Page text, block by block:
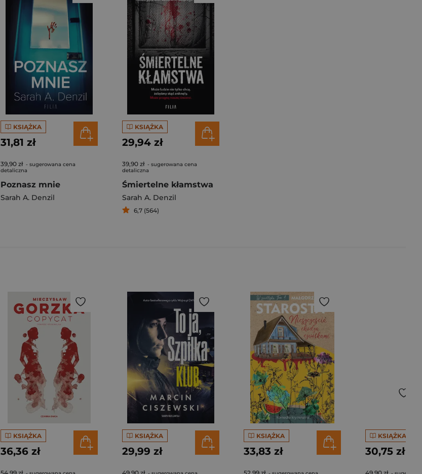
KSIĄŻKA
31,81 zł
39,90 zł - sugerowana cena
detaliczna
Poznasz mnie
Sarah A. Denzil
KSIĄŻKA
29,94 zł
39,90 zł - sugerowana cena
detaliczna
Śmiertelne kłamstwa
Sarah A. Denzil
6,7 (564)
KSIĄŻKA
36,36 zł
KSIĄŻKA
29,99 zł
KSIĄŻKA
33,83 zł
KSIĄŻKA
30,75 zł